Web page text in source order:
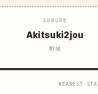
SUBURB
Akitsuki2jou
町域
NEAREST